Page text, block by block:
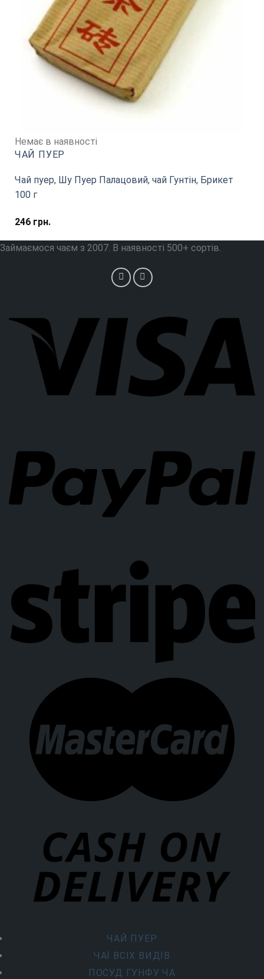
Немає в наявності
ЧАЙ ПУЕР
Чай пуер, Шу Пуер Палацовий, чай Гунтін, Брикет
100 г
246грн.
Займаємося чаєм з 2007. В наявності 500+ сортів.
ЧАЙ ПУЕР
ЧАЇ ВСІХ ВИДІВ
ПОСУД ГУНФУ ЧА